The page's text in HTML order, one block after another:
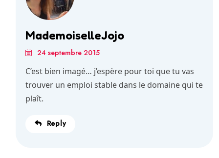
MademoiselleJojo
24 septembre 2015
C’est bien imagé… j’espère pour toi que tu vas
trouver un emploi stable dans le domaine qui te
plaît.
Reply